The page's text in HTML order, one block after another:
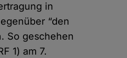
in
“den
So geschehen
1) am 7.